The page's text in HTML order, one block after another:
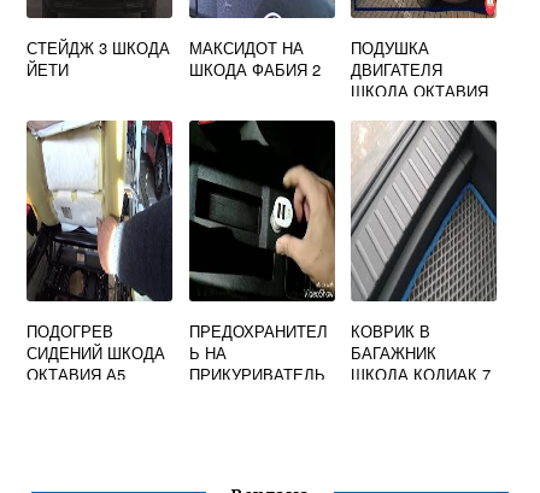
СТЕЙДЖ 3 ШКОДА
ЙЕТИ
МАКСИДОТ НА
ШКОДА ФАБИЯ 2
ПОДУШКА
ДВИГАТЕЛЯ
ШКОДА ОКТАВИЯ
ПОДОГРЕВ
СИДЕНИЙ ШКОДА
ОКТАВИЯ А5
ПРЕДОХРАНИТЕЛ
Ь НА
ПРИКУРИВАТЕЛЬ
КОВРИК В
БАГАЖНИК
ШКОДА КОДИАК 7